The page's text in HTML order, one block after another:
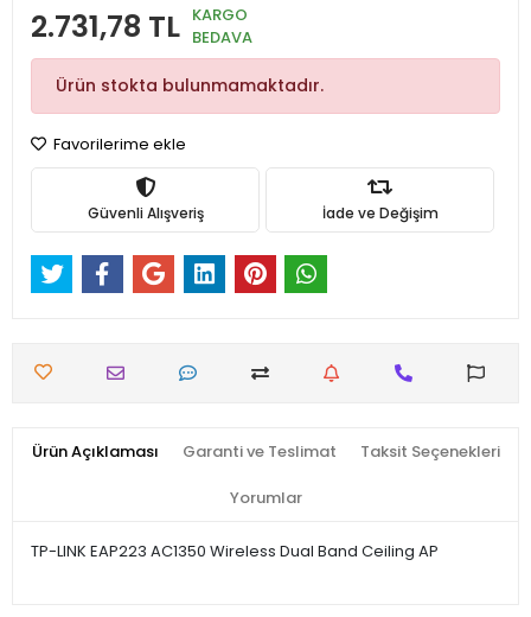
2.731,78 TL KARGO
BEDAVA
Ürün stokta bulunmamaktadır.
Favorilerime ekle
Güvenli Alışveriş İade ve Değişim
Ürün Açıklaması Garanti ve Teslimat Taksit Seçenekleri
Yorumlar
TP-LINK EAP223 AC1350 Wireless Dual Band Ceiling AP